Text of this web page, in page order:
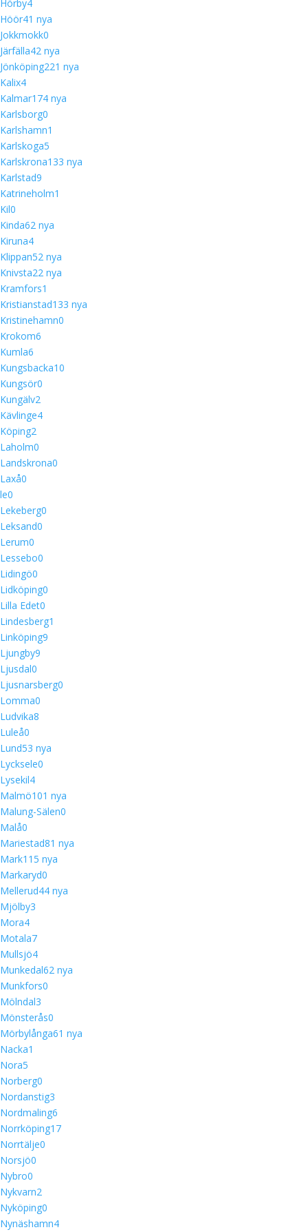
Hörby4
Höör41 nya
Jokkmokk0
Järfälla42 nya
Jönköping221 nya
Kalix4
Kalmar174 nya
Karlsborg0
Karlshamn1
Karlskoga5
Karlskrona133 nya
Karlstad9
Katrineholm1
Kil0
Kinda62 nya
Kiruna4
Klippan52 nya
Knivsta22 nya
Kramfors1
Kristianstad133 nya
Kristinehamn0
Krokom6
Kumla6
Kungsbacka10
Kungsör0
Kungälv2
Kävlinge4
Köping2
Laholm0
Landskrona0
Laxå0
le0
Lekeberg0
Leksand0
Lerum0
Lessebo0
Lidingö0
Lidköping0
Lilla Edet0
Lindesberg1
Linköping9
Ljungby9
Ljusdal0
Ljusnarsberg0
Lomma0
Ludvika8
Luleå0
Lund53 nya
Lycksele0
Lysekil4
Malmö101 nya
Malung-Sälen0
Malå0
Mariestad81 nya
Mark115 nya
Markaryd0
Mellerud44 nya
Mjölby3
Mora4
Motala7
Mullsjö4
Munkedal62 nya
Munkfors0
Mölndal3
Mönsterås0
Mörbylånga61 nya
Nacka1
Nora5
Norberg0
Nordanstig3
Nordmaling6
Norrköping17
Norrtälje0
Norsjö0
Nybro0
Nykvarn2
Nyköping0
Nynäshamn4